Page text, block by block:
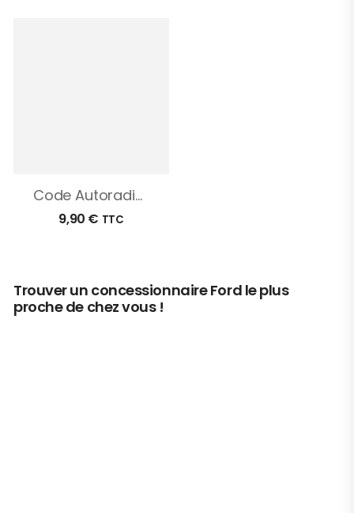
Code Autoradio Ford Edge
9,90 € TTC
Trouver un concessionnaire Ford le plus
proche de chez vous !